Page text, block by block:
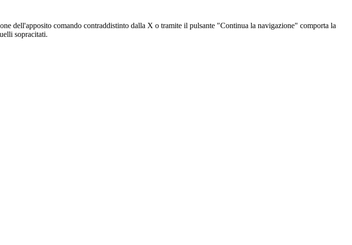
dell'apposito comando contraddistinto dalla X o tramite il pulsante "Continua la navigazione" comporta la
sopracitati.